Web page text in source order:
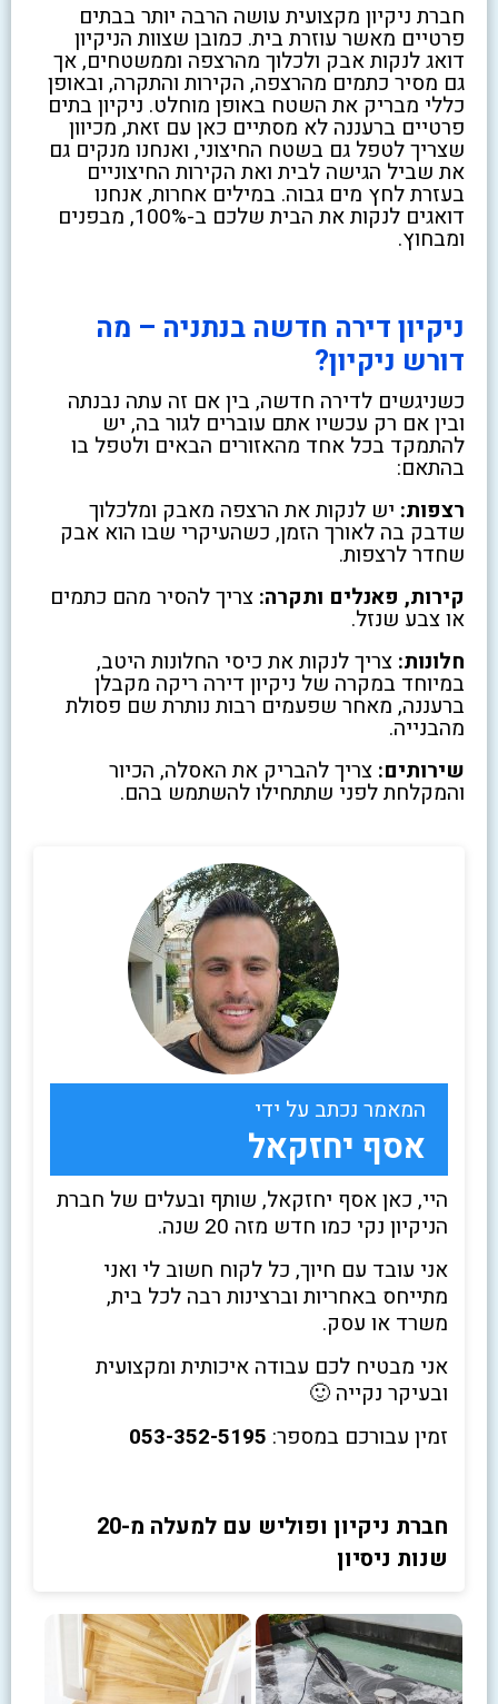
חברת ניקיון מקצועית עושה הרבה יותר בבתים
פרטיים מאשר עוזרת בית. כמובן שצוות הניקיון
דואג לנקות אבק ולכלוך מהרצפה וממשטחים, אך
גם מסיר כתמים מהרצפה, הקירות והתקרה, ובאופן
כללי מבריק את השטח באופן מוחלט. ניקיון בתים
פרטיים ברעננה לא מסתיים כאן עם זאת, מכיוון
שצריך לטפל גם בשטח החיצוני, ואנחנו מנקים גם
את שביל הגישה לבית ואת הקירות החיצוניים
בעזרת לחץ מים גבוה. במילים אחרות, אנחנו
דואגים לנקות את הבית שלכם ב-100%, מבפנים
ומבחוץ.
ניקיון דירה חדשה בנתניה – מה
דורש ניקיון?
כשניגשים לדירה חדשה, בין אם זה עתה נבנתה
ובין אם רק עכשיו אתם עוברים לגור בה, יש
להתמקד בכל אחד מהאזורים הבאים ולטפל בו
בהתאם:
רצפות: יש לנקות את הרצפה מאבק ומלכלוך
שדבק בה לאורך הזמן, כשהעיקרי שבו הוא אבק
שחדר לרצפות.
קירות, פאנלים ותקרה: צריך להסיר מהם כתמים
או צבע שנזל.
חלונות: צריך לנקות את כיסי החלונות היטב,
במיוחד במקרה של ניקיון דירה ריקה מקבלן
ברעננה, מאחר שפעמים רבות נותרת שם פסולת
מהבנייה.
שירותים: צריך להבריק את האסלה, הכיור
והמקלחת לפני שתתחילו להשתמש בהם.
המאמר נכתב על ידי
אסף יחזקאל
היי, כאן אסף יחזקאל, שותף ובעלים של חברת
הניקיון נקי כמו חדש מזה 20 שנה.
אני עובד עם חיוך, כל לקוח חשוב לי ואני
מתייחס באחריות וברצינות רבה לכל בית,
משרד או עסק.
אני מבטיח לכם עבודה איכותית ומקצועית
ובעיקר נקייה 🙂
זמין עבורכם במספר: 053-352-5195
חברת ניקיון ופוליש עם למעלה מ-20
שנות ניסיון